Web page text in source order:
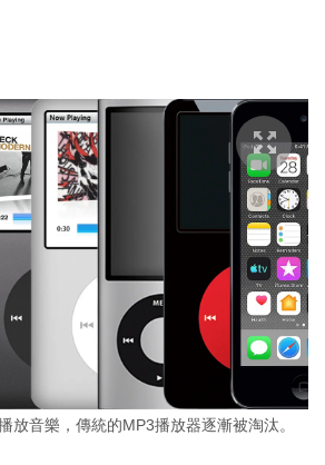
放音樂，傳統的MP3播放器逐漸被淘汰。